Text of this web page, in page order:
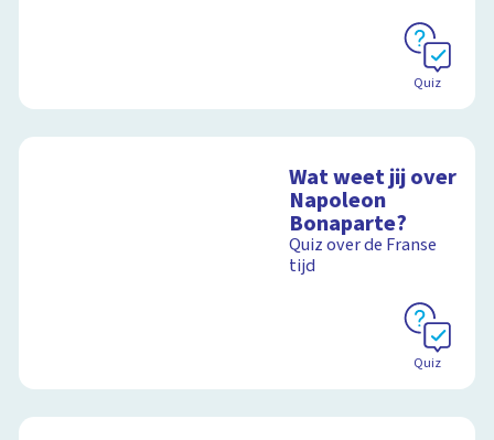
Quiz
Wat weet jij over
Napoleon
Bonaparte?
Quiz over de Franse
tijd
Quiz